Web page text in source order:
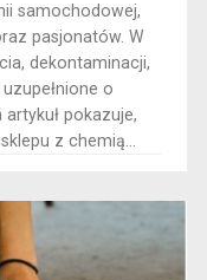
samochodowej,
pasjonatów. W
dekontaminacji,
o
pokazuje,
z chemią...